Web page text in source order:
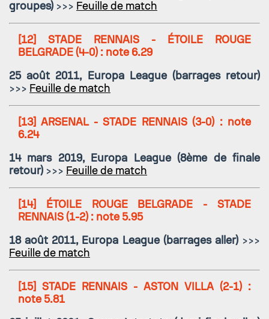
groupes) >>> Feuille de match
[12] STADE RENNAIS - ÉTOILE ROUGE
BELGRADE(4-0) : note 6.29
25 août 2011, Europa League (barrages retour)
>>> Feuille de match
[13]ARSENAL - STADE RENNAIS(3-0) : note
6.24
14 mars 2019, Europa League (8ème de finale
retour) >>> Feuille de match
[14] ÉTOILE ROUGE BELGRADE - STADE
RENNAIS(1-2) : note 5.95
18 août 2011, Europa League (barrages aller)>>>
Feuille de match
[15] STADE RENNAIS - ASTON VILLA (2-1) :
note 5.81